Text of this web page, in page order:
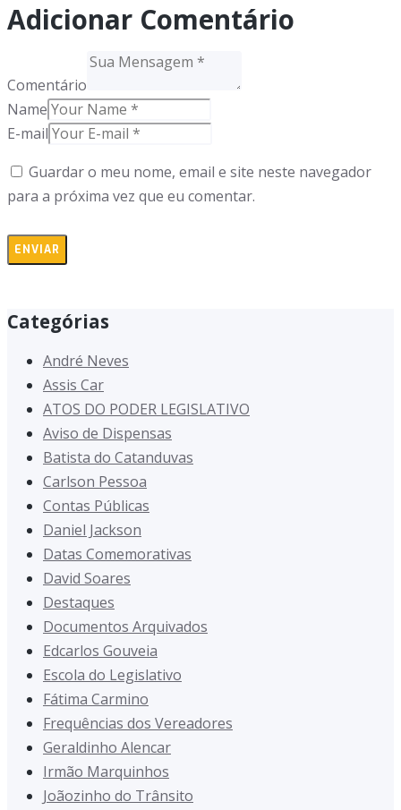
Adicionar Comentário
Comentário
Name
E-mail
Guardar o meu nome, email e site neste navegador
para a próxima vez que eu comentar.
Categórias
André Neves
Assis Car
ATOS DO PODER LEGISLATIVO
Aviso de Dispensas
Batista do Catanduvas
Carlson Pessoa
Contas Públicas
Daniel Jackson
Datas Comemorativas
David Soares
Destaques
Documentos Arquivados
Edcarlos Gouveia
Escola do Legislativo
Fátima Carmino
Frequências dos Vereadores
Geraldinho Alencar
Irmão Marquinhos
Joãozinho do Trânsito